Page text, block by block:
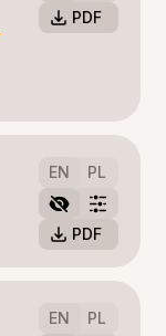
PDF
EN PL
PDF
EN PL